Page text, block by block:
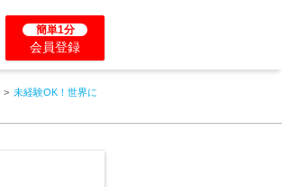
簡単1分
会員登録
未経験OK！世界に